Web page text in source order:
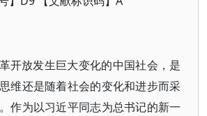
开放发生巨大变化的中国社会，是
维还是随着社会的变化和进步而采
作为以习近平同志为总书记的新一